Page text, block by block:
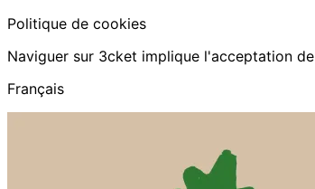
Politique de cookies
Naviguer sur 3cket implique l'acceptation de
Français